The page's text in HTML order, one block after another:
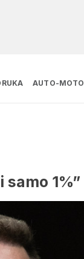
AUTO-MOTO
1%”